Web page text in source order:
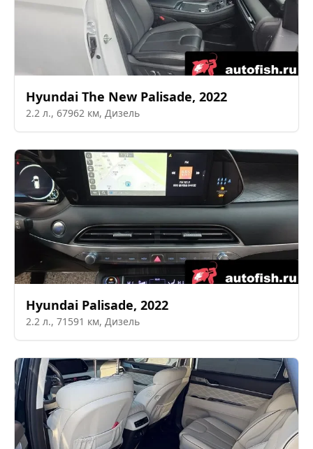
Hyundai The New Palisade, 2022
2.2 л., 67962 км, Дизель
Hyundai Palisade, 2022
2.2 л., 71591 км, Дизель